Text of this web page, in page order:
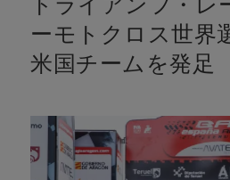
トライアンフ・
ーモトクロス世界
米国チームを発足